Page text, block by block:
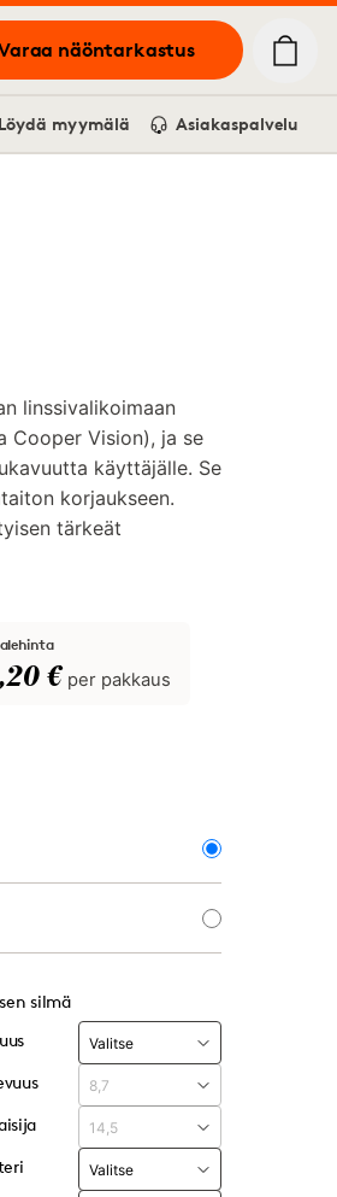
näöntarkastus
Löydä myymälä Asiakaspalvelu
linssivalikoimaan
Cooper Vision), ja se
käyttäjälle. Se
korjaukseen.
tärkeät
€ per pakkaus
silmä